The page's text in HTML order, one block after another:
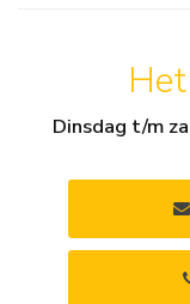
Dinsdag t/m